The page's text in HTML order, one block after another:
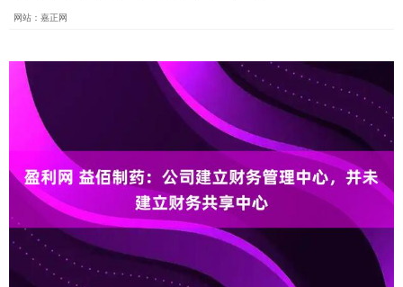
网站：嘉正网